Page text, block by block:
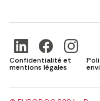
Confidentialité et
mentions légales